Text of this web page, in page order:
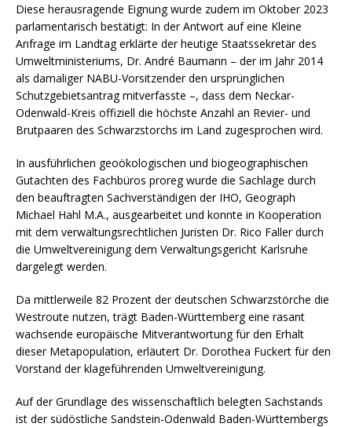
Diese herausragende Eignung wurde zudem im Oktober 2023
parlamentarisch bestätigt: In der Antwort auf eine Kleine
Anfrage im Landtag erklärte der heutige Staatssekretär des
Umweltministeriums, Dr. André Baumann – der im Jahr 2014
als damaliger NABU-Vorsitzender den ursprünglichen
Schutzgebietsantrag mitverfasste –, dass dem Neckar-
Odenwald-Kreis offiziell die höchste Anzahl an Revier- und
Brutpaaren des Schwarzstorchs im Land zugesprochen wird.
In ausführlichen geoökologischen und biogeographischen
Gutachten des Fachbüros proreg wurde die Sachlage durch
den beauftragten Sachverständigen der IHO, Geograph
Michael Hahl M.A., ausgearbeitet und konnte in Kooperation
mit dem verwaltungsrechtlichen Juristen Dr. Rico Faller durch
die Umweltvereinigung dem Verwaltungsgericht Karlsruhe
dargelegt werden.
Da mittlerweile 82 Prozent der deutschen Schwarzstörche die
Westroute nutzen, trägt Baden-Württemberg eine rasant
wachsende europäische Mitverantwortung für den Erhalt
dieser Metapopulation, erläutert Dr. Dorothea Fuckert für den
Vorstand der klageführenden Umweltvereinigung.
Auf der Grundlage des wissenschaftlich belegten Sachstands
ist der südöstliche Sandstein-Odenwald Baden-Württembergs